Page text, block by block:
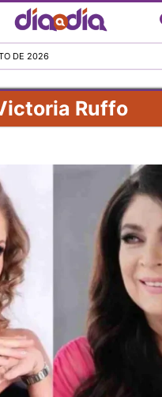
Pasar
al
principal
DE 2026
Ruffo